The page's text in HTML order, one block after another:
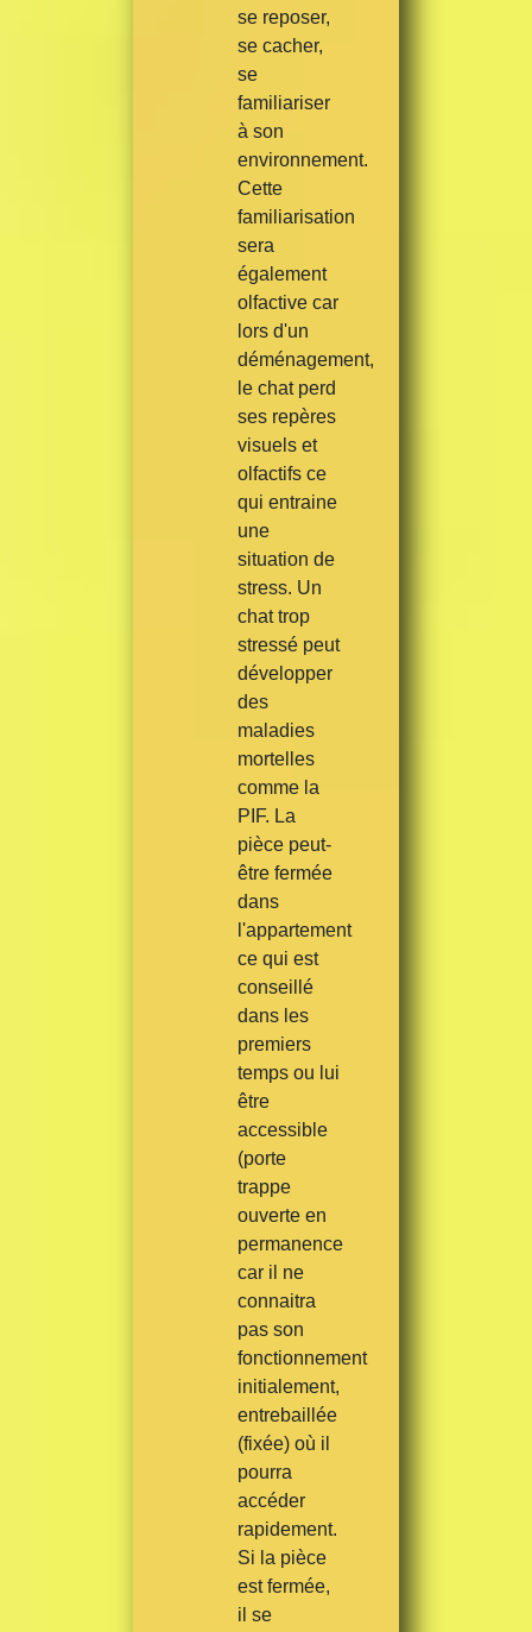
se reposer,
se cacher,
se
familiariser
à son
environnement.
Cette
familiarisation
sera
également
olfactive car
lors d'un
déménagement,
le chat perd
ses repères
visuels et
olfactifs ce
qui entraine
une
situation de
stress. Un
chat trop
stressé peut
développer
des
maladies
mortelles
comme la
PIF. La
pièce peut-
être fermée
dans
l'appartement
ce qui est
conseillé
dans les
premiers
temps ou lui
être
accessible
(porte
trappe
ouverte en
permanence
car il ne
connaitra
pas son
fonctionnement
initialement,
entrebaillée
(fixée) où il
pourra
accéder
rapidement.
Si la pièce
est fermée,
il se